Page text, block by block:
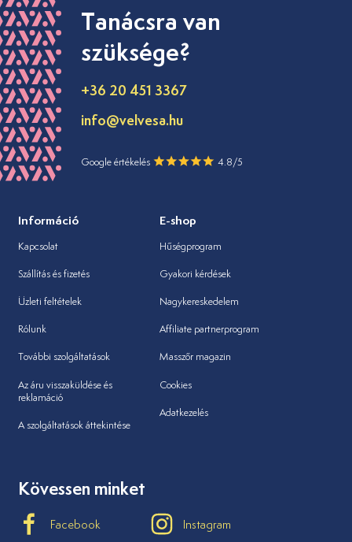
Tanácsra van
szüksége?
+36 20 451 3367
info@velvesa.hu
Google értékelés 4.8/5
Információ
Kapcsolat
Szállítás és fizetés
Üzleti feltételek
Rólunk
További szolgáltatások
Az áru visszaküldése és
reklamáció
A szolgáltatások áttekintése
E-shop
Hűségprogram
Gyakori kérdések
Nagykereskedelem
Affiliate partnerprogram
Masszőr magazin
Cookies
Adatkezelés
Kövessen minket
Facebook Instagram